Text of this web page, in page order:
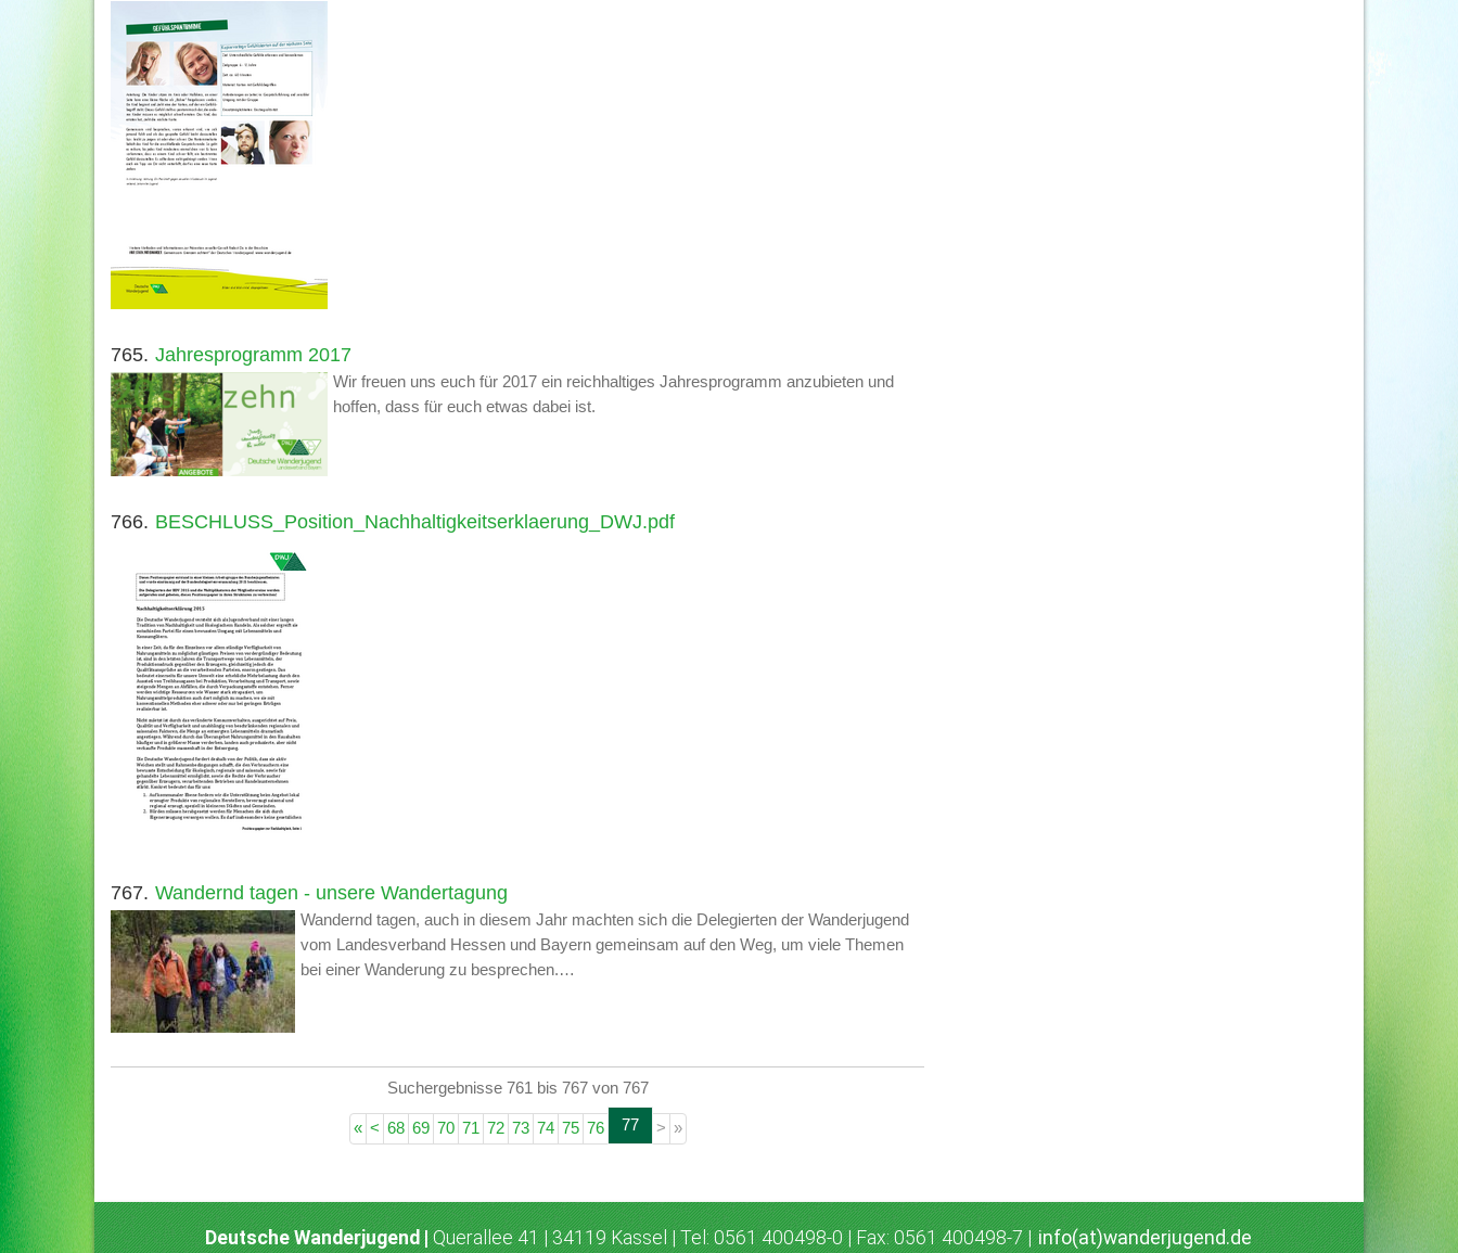
765. Jahresprogramm 2017
Wir freuen uns euch für 2017 ein reichhaltiges Jahresprogramm anzubieten und
hoffen, dass für euch etwas dabei ist.
766. BESCHLUSS_Position_Nachhaltigkeitserklaerung_DWJ.pdf
767. Wandernd tagen - unsere Wandertagung
Wandernd tagen, auch in diesem Jahr machten sich die Delegierten der Wanderjugend
vom Landesverband Hessen und Bayern gemeinsam auf den Weg, um viele Themen
bei einer Wanderung zu besprechen.…
Suchergebnisse 761 bis 767 von 767
« < 68 69 70 71 72 73 74 75 76 77 > »
Deutsche Wanderjugend |Querallee 41 | 34119 Kassel | Tel: 0561 400498-0 | Fax: 0561 400498-7 |info(at)wanderjugend.de